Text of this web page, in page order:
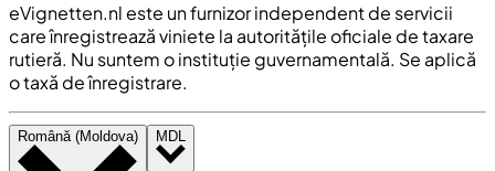
eVignetten.nl este un furnizor independent de servicii
care înregistrează viniete la autoritățile oficiale de taxare
rutieră. Nu suntem o instituție guvernamentală. Se aplică
o taxă de înregistrare.
Română (Moldova) MDL